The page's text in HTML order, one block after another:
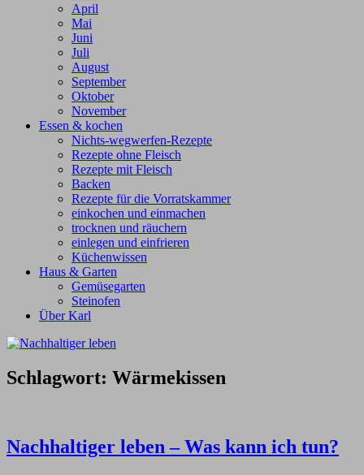
April
Mai
Juni
Juli
August
September
Oktober
November
Essen & kochen
Nichts-wegwerfen-Rezepte
Rezepte ohne Fleisch
Rezepte mit Fleisch
Backen
Rezepte für die Vorratskammer
einkochen und einmachen
trocknen und räuchern
einlegen und einfrieren
Küchenwissen
Haus & Garten
Gemüsegarten
Steinofen
Über Karl
Schlagwort: Wärmekissen
Nachhaltiger leben – Was kann ich tun?